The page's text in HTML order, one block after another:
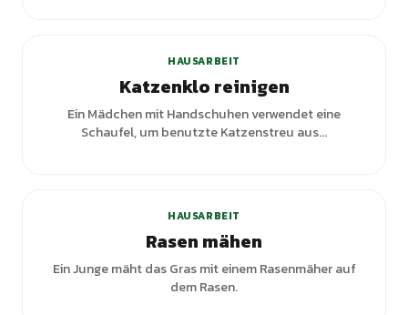
HAUSARBEIT
Katzenklo reinigen
Ein Mädchen mit Handschuhen verwendet eine
Schaufel, um benutzte Katzenstreu aus...
HAUSARBEIT
Rasen mähen
Ein Junge mäht das Gras mit einem Rasenmäher auf
dem Rasen.